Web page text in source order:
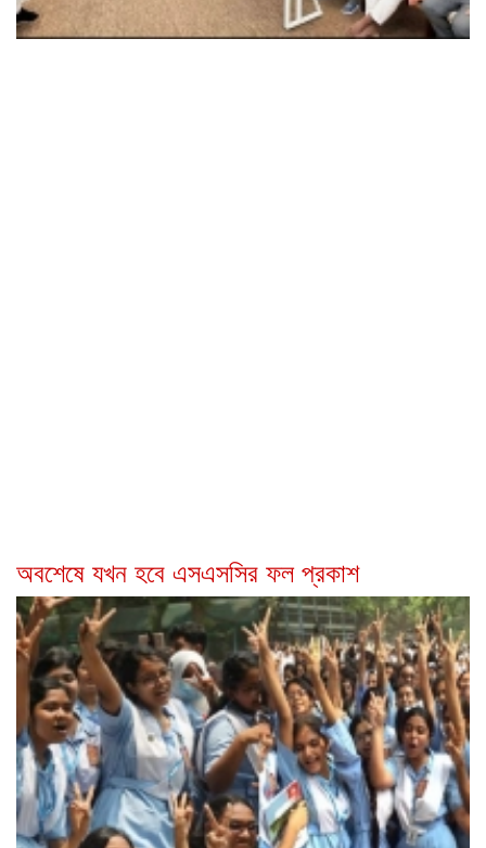
অবশেষে যখন হবে এসএসসির ফল প্রকাশ